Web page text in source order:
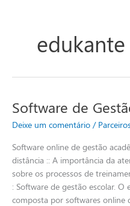
edukante
Software de
Deixe um comentário /
Software online de gestão
distância :: A importância da
sobre os processos de
: Software de gestão escolar.
composta por softwares online
Software
Gestão
Escolar